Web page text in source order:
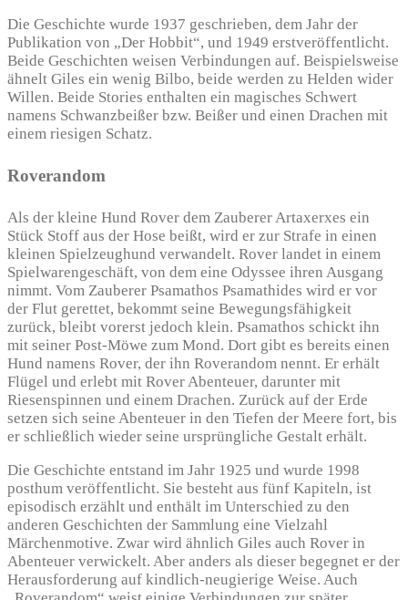
Die Geschichte wurde 1937 geschrieben, dem Jahr der
Publikation von „Der Hobbit“, und 1949 erstveröffentlicht.
Beide Geschichten weisen Verbindungen auf. Beispielsweise
ähnelt Giles ein wenig Bilbo, beide werden zu Helden wider
Willen. Beide Stories enthalten ein magisches Schwert
namens Schwanzbeißer bzw. Beißer und einen Drachen mit
einem riesigen Schatz.
Roverandom
Als der kleine Hund Rover dem Zauberer Artaxerxes ein
Stück Stoff aus der Hose beißt, wird er zur Strafe in einen
kleinen Spielzeughund verwandelt. Rover landet in einem
Spielwarengeschäft, von dem eine Odyssee ihren Ausgang
nimmt. Vom Zauberer Psamathos Psamathides wird er vor
der Flut gerettet, bekommt seine Bewegungsfähigkeit
zurück, bleibt vorerst jedoch klein. Psamathos schickt ihn
mit seiner Post-Möwe zum Mond. Dort gibt es bereits einen
Hund namens Rover, der ihn Roverandom nennt. Er erhält
Flügel und erlebt mit Rover Abenteuer, darunter mit
Riesenspinnen und einem Drachen. Zurück auf der Erde
setzen sich seine Abenteuer in den Tiefen der Meere fort, bis
er schließlich wieder seine ursprüngliche Gestalt erhält.
Die Geschichte entstand im Jahr 1925 und wurde 1998
posthum veröffentlicht. Sie besteht aus fünf Kapiteln, ist
episodisch erzählt und enthält im Unterschied zu den
anderen Geschichten der Sammlung eine Vielzahl
Märchenmotive. Zwar wird ähnlich Giles auch Rover in
Abenteuer verwickelt. Aber anders als dieser begegnet er der
Herausforderung auf kindlich-neugierige Weise. Auch